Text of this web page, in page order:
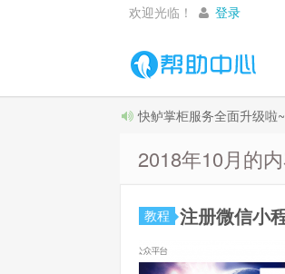
欢迎光临！ 登录
快鲈掌柜服务全面升级啦
2018年10月的
教程 注册微信小